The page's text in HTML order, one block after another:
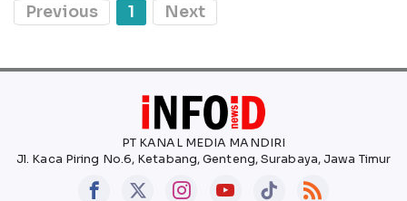
Previous 1 Next
PT KANAL MEDIA MANDIRI
Jl. Kaca Piring No.6, Ketabang, Genteng, Surabaya, Jawa Timur